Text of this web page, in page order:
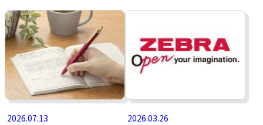
2026.07.13 2026.03.26